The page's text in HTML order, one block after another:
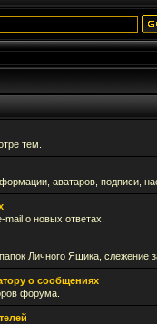
тем.
аватаров, подписи,
о новых ответах.
Личного Ящика,
о сообщениях
форума.